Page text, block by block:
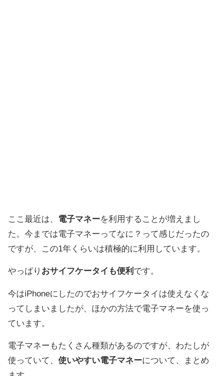
ここ最近は、 電子マネーを利用することが増えまし
た。今までは電子マネーってなに？って感じだったの
ですが、この1年くらいは積極的に利用しています。
やっぱり おサイフケータイも便利 です。
今はiPhoneにしたのでおサイフケータイは使えなくな
ってしまいましたが、ほかの方法で電子マネーを使っ
ています。
電子マネーもたくさん種類があるのですが、わたしが
使っていて、 使いやすい電子マネーについて、まとめ